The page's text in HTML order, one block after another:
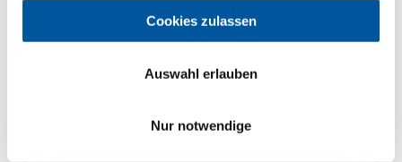
Cookies zulassen
Auswahl erlauben
Nur notwendige
Wie dürfen wir Sie kontaktieren?